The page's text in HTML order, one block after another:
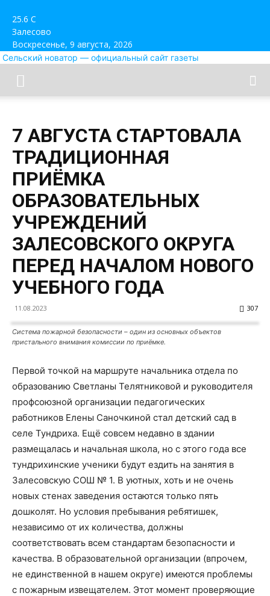
25.6 C
Залесово
Воскресенье, 9 августа, 2026
Сельский новатор — официальный сайт газеты
7 АВГУСТА СТАРТОВАЛА
ТРАДИЦИОННАЯ
ПРИЁМКА
ОБРАЗОВАТЕЛЬНЫХ
УЧРЕЖДЕНИЙ
ЗАЛЕСОВСКОГО ОКРУГА
ПЕРЕД НАЧАЛОМ НОВОГО
УЧЕБНОГО ГОДА
11.08.2023 307
Система пожарной безопасности – один из основных объектов
пристального внимания комиссии по приёмке.
Первой точкой на маршруте начальника отдела по
образованию Светланы Телятниковой и руководителя
профсоюзной организации педагогических
работников Елены Саночкиной стал детский сад в
селе Тундриха. Ещё совсем недавно в здании
размещалась и начальная школа, но с этого года все
тундрихинские ученики будут ездить на занятия в
Залесовскую СОШ № 1. В уютных, хоть и не очень
новых стенах заведения остаются только пять
дошколят. Но условия пребывания ребятишек,
независимо от их количества, должны
соответствовать всем стандартам безопасности и
качества. В образовательной организации (впрочем,
не единственной в нашем округе) имеются проблемы
с пожарным извещателем. Этот момент проверяющие